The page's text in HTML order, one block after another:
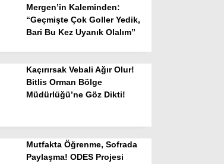
Mergen’in Kaleminden:
“Geçmişte Çok Goller Yedik,
Bari Bu Kez Uyanık Olalım”
Kaçırırsak Vebali Ağır Olur!
Bitlis Orman Bölge
Müdürlüğü’ne Göz Dikti!
Mutfakta Öğrenme, Sofrada
Paylaşma! ODES Projesi